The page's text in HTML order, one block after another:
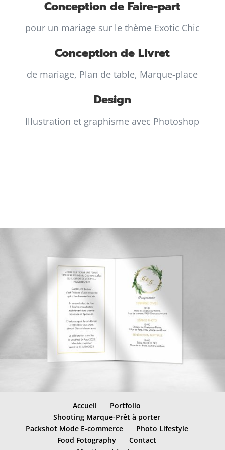
Conception de Faire-part
pour un mariage sur le thème Exotic Chic
Conception de Livret
de mariage, Plan de table, Marque-place
Design
Illustration et graphisme avec Photoshop
Accueil
Portfolio
Shooting Marque-Prêt à porter
Packshot Mode E-commerce
Photo Lifestyle
Food Fotography
Contact